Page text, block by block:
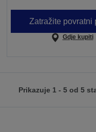
Zatražite povratni
Gdje kupiti
Prikazuje 1 - 5 od 5